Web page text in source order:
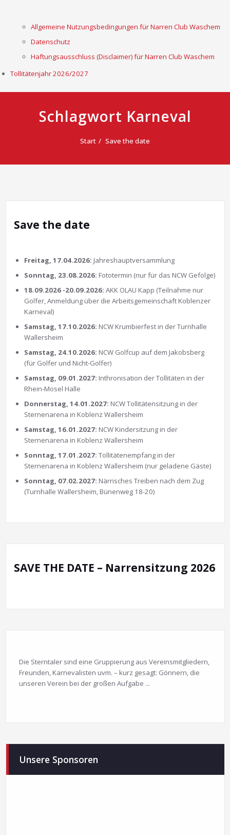
Allgemeine Nutzungsbedingungen für Narren Club Waschem
Datenschutz
Haftungsausschluss (Disclaimer) für Narren Club Waschem
Tollitätenjahr 2026/2027
Schlagwort Karneval
Start Save the date
Save the date
Freitag, 17.04.2026: Jahreshauptversammlung
Sonntag, 23.08.2026: Fototermin (nur für das NCW Gefolge)
18.09.2026 -20.09.2026: AKK OLAU Kapp (Teilnahme nur
Golfer, Anmeldung über die Arbeitsgemeinschaft Koblenzer
Karneval)
Samstag, 17.10.2026: NCW Krumbierfest in der Turnhalle
Wallersheim
Samstag, 24.10.2026: NCW Golfcup auf dem Jakobsberg
(für Golfer und Nicht-Golfer)
Samstag, 09.01.2027: Inthronisation der Tollitäten in der
Rhein-Mosel Halle
Donnerstag, 14.01.2027: NCW Tollitätensitzung in der
Sternenarena in Koblenz Wallersheim
Samstag, 16.01.2027: NCW Kindersitzung in der
Sternenarena in Koblenz Wallersheim
Sonntag, 17.01.2027: Tollitätenempfang in der
Sternenarena in Koblenz Wallersheim (nur geladene Gäste)
Sonntag, 07.02.2027: Närrisches Treiben nach dem Zug
(Turnhalle Wallersheim, Bünenweg 18-20)
SAVE THE DATE – Narrensitzung 2026
Die Sterntaler sind eine Gruppierung aus Vereinsmitgliedern,
Freunden, Karnevalisten uvm. – kurz gesagt: Gönnern, die
unseren Verein bei der großen Aufgabe ...
Unsere Sponsoren